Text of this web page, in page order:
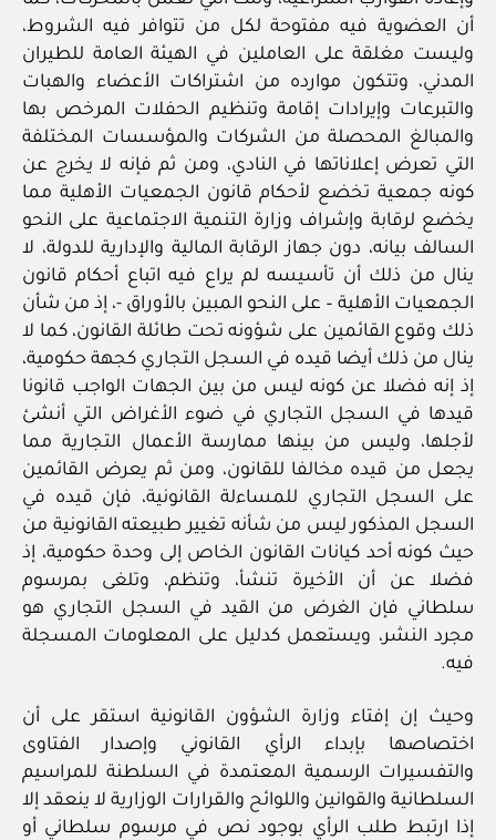
أن العضوية فيه مفتوحة لكل من تتوافر فيه الشروط،
وليست مغلقة على العاملين في الهيئة العامة للطيران
المدني، وتتكون موارده من اشتراكات الأعضاء والهبات
والتبرعات وإيرادات إقامة وتنظيم الحفلات المرخص بها
والمبالغ المحصلة من الشركات والمؤسسات المختلفة
التي تعرض إعلاناتها في النادي، ومن ثم فإنه لا يخرج عن
كونه جمعية تخضع لأحكام قانون الجمعيات الأهلية مما
يخضع لرقابة وإشراف وزارة التنمية الاجتماعية على النحو
السالف بيانه، دون جهاز الرقابة المالية والإدارية للدولة، لا
ينال من ذلك أن تأسيسه لم يراع فيه اتباع أحكام قانون
الجمعيات الأهلية – على النحو المبين بالأوراق -، إذ من شأن
ذلك وقوع القائمين على شؤونه تحت طائلة القانون، كما لا
ينال من ذلك أيضا قيده في السجل التجاري كجهة حكومية،
إذ إنه فضلا عن كونه ليس من بين الجهات الواجب قانونا
قيدها في السجل التجاري في ضوء الأغراض التي أنشئ
لأجلها، وليس من بينها ممارسة الأعمال التجارية مما
يجعل من قيده مخالفا للقانون، ومن ثم يعرض القائمين
على السجل التجاري للمساءلة القانونية، فإن قيده في
السجل المذكور ليس من شأنه تغيير طبيعته القانونية من
حيث كونه أحد كيانات القانون الخاص إلى وحدة حكومية، إذ
فضلا عن أن الأخيرة تنشأ، وتنظم، وتلغى بمرسوم
سلطاني فإن الغرض من القيد في السجل التجاري هو
مجرد النشر، ويستعمل كدليل على المعلومات المسجلة
فيه.
وحيث إن إفتاء وزارة الشؤون القانونية استقر على أن
اختصاصها بإبداء الرأي القانوني وإصدار الفتاوى
والتفسيرات الرسمية المعتمدة في السلطنة للمراسيم
السلطانية والقوانين واللوائح والقرارات الوزارية لا ينعقد إلا
إذا ارتبط طلب الرأي بوجود نص في مرسوم سلطاني أو